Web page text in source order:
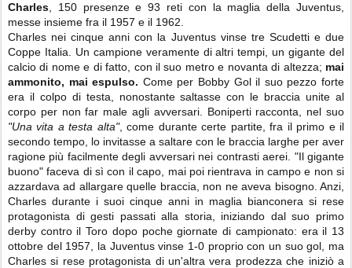
Charles , 150 presenze e 93 reti con la maglia della Juventus,
messe insieme fra il 1957 e il 1962.
Charles nei cinque anni con la Juventus vinse tre Scudetti e due
Coppe Italia. Un campione veramente di altri tempi, un gigante del
calcio di nome e di fatto, con il suo metro e novanta di altezza; mai
ammonito, mai espulso. Come per Bobby Gol il suo pezzo forte
era il colpo di testa, nonostante saltasse con le braccia unite al
corpo per non far male agli avversari. Boniperti racconta, nel suo
"Una vita a testa alta", come durante certe partite, fra il primo e il
secondo tempo, lo invitasse a saltare con le braccia larghe per aver
ragione più facilmente degli avversari nei contrasti aerei. "Il gigante
buono" faceva di sì con il capo, mai poi rientrava in campo e non si
azzardava ad allargare quelle braccia, non ne aveva bisogno. Anzi,
Charles durante i suoi cinque anni in maglia bianconera si rese
protagonista di gesti passati alla storia, iniziando dal suo primo
derby contro il Toro dopo poche giornate di campionato: era il 13
ottobre del 1957, la Juventus vinse 1-0 proprio con un suo gol, ma
Charles si rese protagonista di un'altra vera prodezza che iniziò a